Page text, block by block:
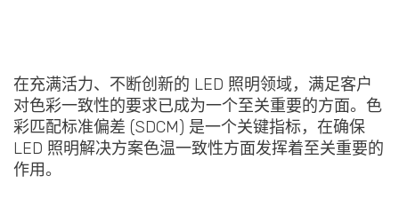
在充满活力、不断创新的 LED 照明领域，满足客户
对色彩一致性的要求已成为一个至关重要的方面。色
彩匹配标准偏差 (SDCM) 是一个关键指标，在确保
LED 照明解决方案色温一致性方面发挥着至关重要的
作用。